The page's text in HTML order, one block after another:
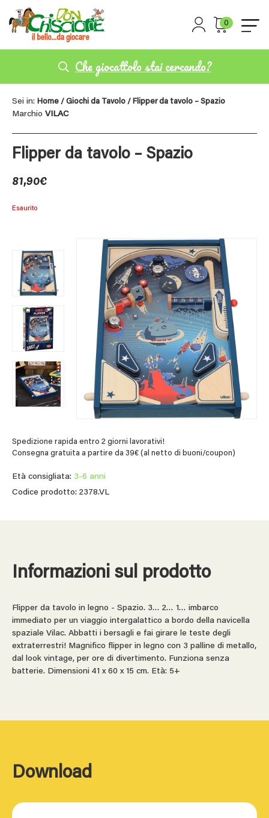
0
Che giocattolo stai cercando?
Sei in: Home / Giochi da Tavolo / Flipper da tavolo – Spazio
Marchio VILAC
Flipper da tavolo – Spazio
81,90€
Esaurito
Spedizione rapida entro 2 giorni lavorativi!
Consegna gratuita a partire da 39€ (al netto di buoni/coupon)
Età consigliata: 3-6 anni
Codice prodotto: 2378.VL
Informazioni sul prodotto
Flipper da tavolo in legno - Spazio. 3… 2… 1… imbarco
immediato per un viaggio intergalattico a bordo della navicella
spaziale Vilac. Abbatti i bersagli e fai girare le teste degli
extraterrestri! Magnifico flipper in legno con 3 palline di metallo,
dal look vintage, per ore di divertimento. Funziona senza
batterie. Dimensioni 41 x 60 x 15 cm. Età: 5+
Download